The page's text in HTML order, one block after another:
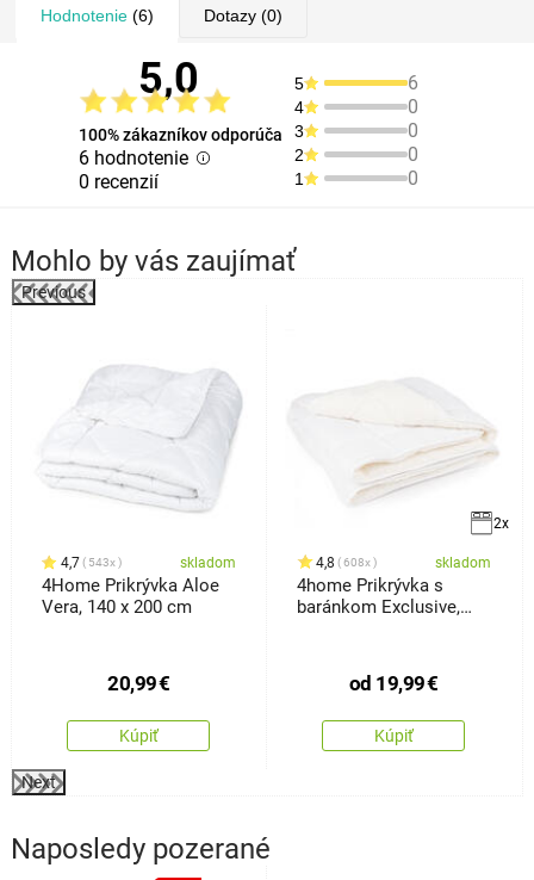
Hodnotenie(6) Dotazy(0)
5,0
100% zákazníkov odporúča
6 hodnotenie
0 recenzií
5 6
4 0
3 0
2 0
1 0
Mohlo by vás zaujímať
Previous
4,7 543x skladom
4Home Prikrývka Aloe
Vera, 140 x 200 cm
20,99€
Kúpiť
2x
4,8 608x skladom
4home Prikrývka s
baránkom Exclusive,
od 19,99€
Kúpiť
Next
Naposledy pozerané